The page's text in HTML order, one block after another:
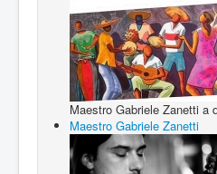
Maestro Gabriele Zanetti a
Maestro Gabriele Zanetti